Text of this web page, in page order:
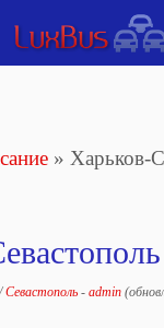
» Харьков-
/Севастополь - admin